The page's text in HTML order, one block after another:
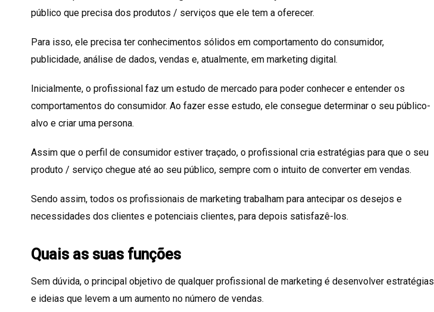
público que precisa dos produtos / serviços que ele tem a oferecer.
Para isso, ele precisa ter conhecimentos sólidos em comportamento do consumidor,
publicidade, análise de dados, vendas e, atualmente, em marketing digital.
Inicialmente, o profissional faz um estudo de mercado para poder conhecer e entender os
comportamentos do consumidor. Ao fazer esse estudo, ele consegue determinar o seu público-
alvo e criar uma persona.
Assim que o perfil de consumidor estiver traçado, o profissional cria estratégias para que o seu
produto / serviço chegue até ao seu público, sempre com o intuito de converter em vendas.
Sendo assim, todos os profissionais de marketing trabalham para antecipar os desejos e
necessidades dos clientes e potenciais clientes, para depois satisfazê-los.
Quais as suas funções
Sem dúvida, o principal objetivo de qualquer profissional de marketing é desenvolver estratégias
e ideias que levem a um aumento no número de vendas.